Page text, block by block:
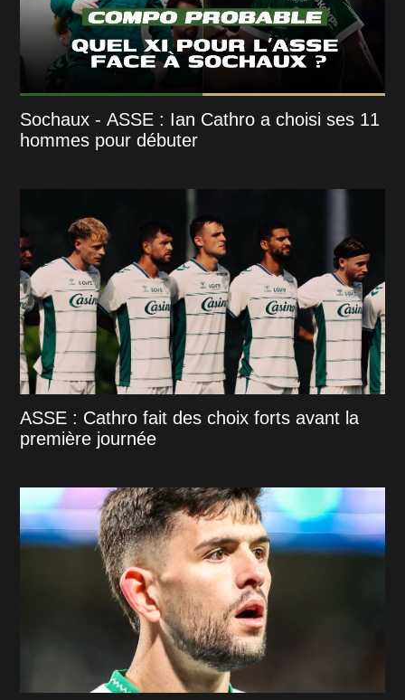
Sochaux - ASSE : Ian Cathro a choisi ses 11
hommes pour débuter
ASSE : Cathro fait des choix forts avant la
première journée